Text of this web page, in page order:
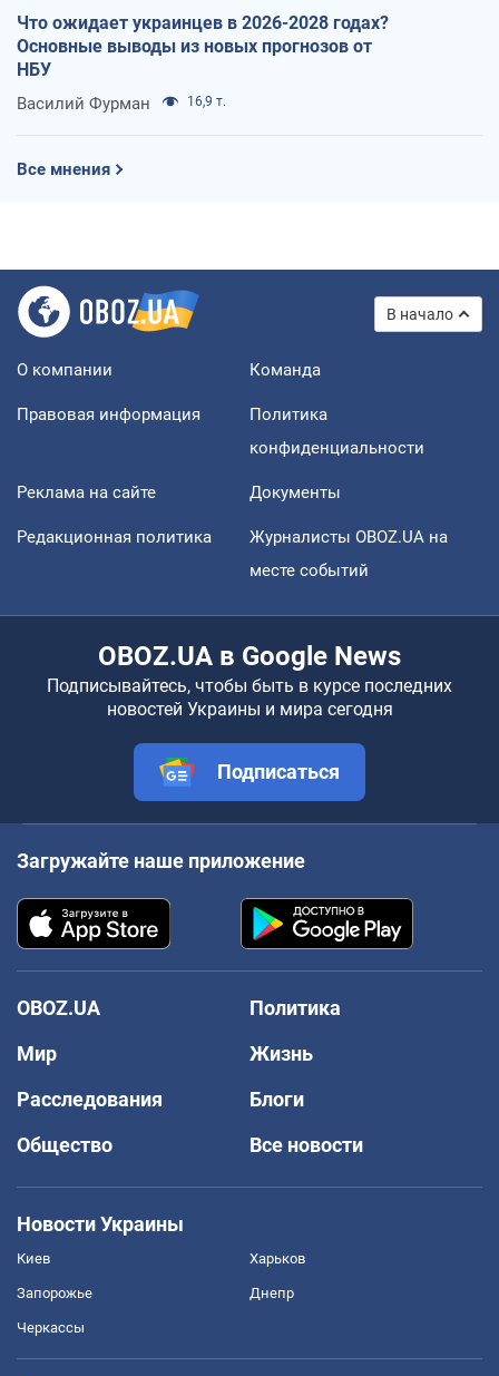
Что ожидает украинцев в 2026-2028 годах?
Основные выводы из новых прогнозов от
НБУ
Василий Фурман 16,9 т.
Все мнения
В начало
О компании Команда
Правовая информация
Политика
конфиденциальности
Реклама на сайте Документы
Редакционная политика
Журналисты OBOZ.UA на
месте событий
OBOZ.UA в Google News
Подписывайтесь, чтобы быть в курсе последних
новостей Украины и мира сегодня
Подписаться
Загружайте наше приложение
OBOZ.UA
Политика
Мир
Жизнь
Расследования
Блоги
Общество
Все новости
Новости Украины
Киев Харьков
Запорожье Днепр
Черкассы